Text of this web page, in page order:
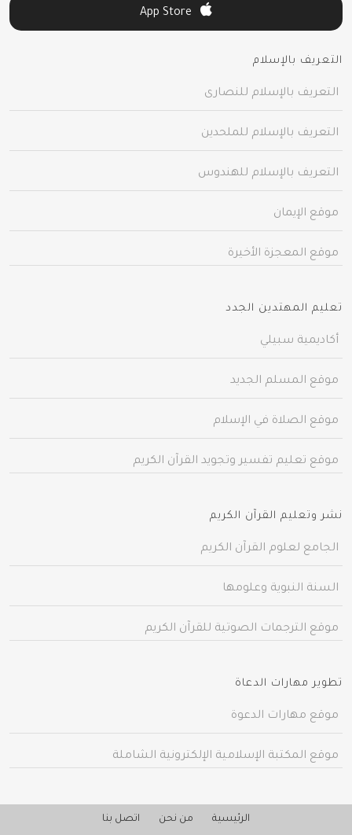
التعريف بالإسلام
التعريف بالإسلام للنصارى
التعريف بالإسلام للملحدين
التعريف بالإسلام للهندوس
موقع الإيمان
موقع المعجزة الأخيرة
تعليم المهتدين الجدد
أكاديمية سبيلي
موقع المسلم الجديد
موقع الصلاة في الإسلام
موقع تعليم تفسير وتجويد القرآن الكريم
نشر وتعليم القرآن الكريم
الجامع لعلوم القرآن الكريم
السنة النبوية وعلومها
موقع الترجمات الصوتية للقرآن الكريم
تطوير مهارات الدعاة
موقع مهارات الدعوة
موقع المكتبة الإسلامية الإلكترونية الشاملة
الرئيسية من نحن اتصل بنا